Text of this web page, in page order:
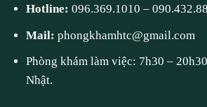
Hotline:096.369.1010 –
Mail:phongkhamhtc@gmail.com
Phòng khám làm việc: 7h30 –
Nhật.